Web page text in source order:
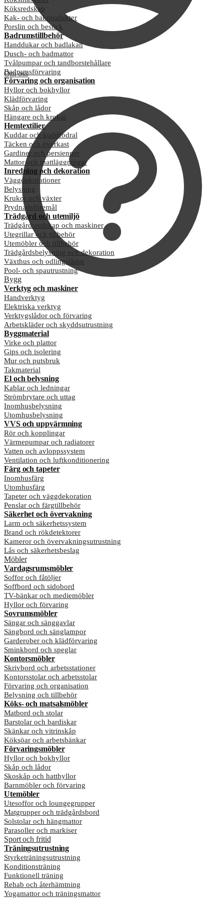
Om oss
Köksredskap
Kak- och bakprodukter
Porslin och bestick
Badrumstillbehör
Handdukar och badlakan
Dusch- och badmattor
Tvålpumpar och tandborstehållare
Badrumsförvaring
Förvaring och organisation
Hyllor och bokhyllor
Klädförvaring
Skåp och lådor
Hängare och krokar
Hemtextilier
Kuddar och kuddfodral
Täcken och överkast
Gardiner och persienner
Mattor och mattläggningar
Inredning och dekoration
Väggdekorationer
Belysning
Krukor och växter
Prydnadsföremål
Trädgård och utemiljö
Trädgårdsredskap och maskiner
Utegrillar och tillbehör
Utemöbler och tillbehör
Trädgårdsbelysning och dekoration
Växthus och odlingslådor
Pool- och spautrustning
Bygg
Verktyg och maskiner
Handverktyg
Elektriska verktyg
Verktygslådor och förvaring
Arbetskläder och skyddsutrustning
Byggmaterial
Virke och plattor
Gips och isolering
Mur och putsbruk
Takmaterial
El och belysning
Kablar och ledningar
Strömbrytare och uttag
Inomhusbelysning
Utomhusbelysning
VVS och uppvärmning
Rör och kopplingar
Värmepumpar och radiatorer
Vatten och avloppssystem
Ventilation och luftkonditionering
Färg och tapeter
Inomhusfärg
Utomhusfärg
Tapeter och väggdekoration
Penslar och färgtillbehör
Säkerhet och övervakning
Larm och säkerhetssystem
Brand och rökdetektorer
Kameror och övervakningsutrustning
Lås och säkerhetsbeslag
Möbler
Vardagsrumsmöbler
Soffor och fåtöljer
Soffbord och sidobord
TV-bänkar och mediemöbler
Hyllor och förvaring
Sovrumsmöbler
Sängar och sänggavlar
Sängbord och sänglampor
Garderober och klädförvaring
Sminkbord och speglar
Kontorsmöbler
Skrivbord och arbetsstationer
Kontorsstolar och arbetsstolar
Förvaring och organisation
Belysning och tillbehör
Köks- och matsalsmöbler
Matbord och stolar
Barstolar och bardiskar
Skänkar och vitrinskåp
Köksöar och arbetsbänkar
Förvaringsmöbler
Hyllor och bokhyllor
Skåp och lådor
Skoskåp och hatthyllor
Barnmöbler och förvaring
Utemöbler
Utesoffor och loungegrupper
Matgrupper och trädgårdsbord
Solstolar och hängmattor
Parasoller och markiser
Sport och fritid
Träningsutrustning
Styrketräningsutrustning
Konditionsträning
Funktionell träning
Rehab och återhämtning
Yogamattor och träningsmattor